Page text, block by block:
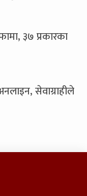
३७ प्रकारका
सेवाग्राहीले